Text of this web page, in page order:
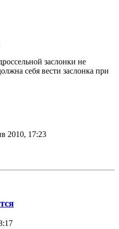
заслонки не
себя вести заслонка при
2010, 17:23